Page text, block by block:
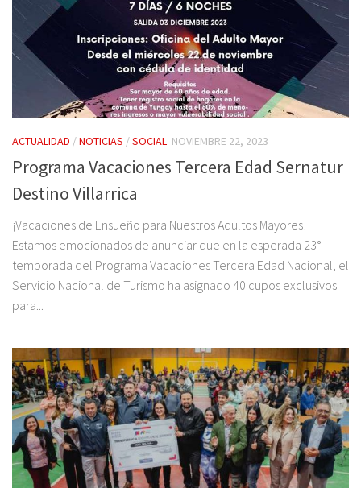
ACTUALIDAD /NOTICIAS /SOCIAL NOVIEMBRE 22, 2023
Programa Vacaciones Tercera Edad Sernatur
Destino Villarrica
¡Vacaciones de Ensueño para Nuestros Adultos Mayores!
Estamos emocionados de anunciar que en la esperada 23°
temporada del Programa Vacaciones Tercera Edad Nacional, el
Servicio Nacional de Turismo ha asignado 40 cupos exclusivos
para...